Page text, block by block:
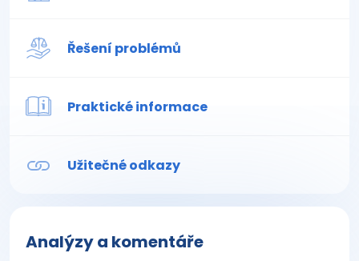
Řešení problémů
Praktické informace
Užitečné odkazy
Analýzy a komentáře